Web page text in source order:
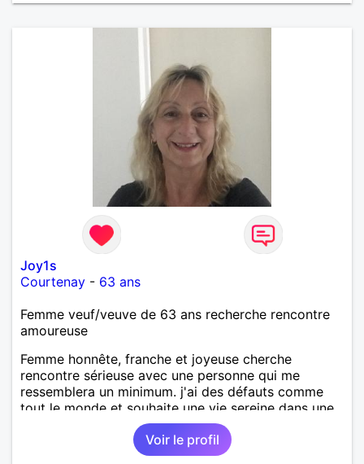
Joy1s
Courtenay - 63 ans
Femme veuf/veuve de 63 ans recherche rencontre
amoureuse
Femme honnête, franche et joyeuse cherche
rencontre sérieuse avec une personne qui me
ressemblera un minimum. j'ai des défauts comme
tout le monde et souhaite une vie sereine dans une
relation sur du long terme.
Voir le profil